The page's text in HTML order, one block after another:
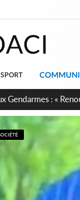
SPORT
gestation, points